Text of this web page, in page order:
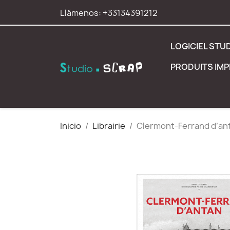
Llámenos: +33134391212
LOGICIEL
PRODUITS
Inicio Librairie Clermont-Ferrand